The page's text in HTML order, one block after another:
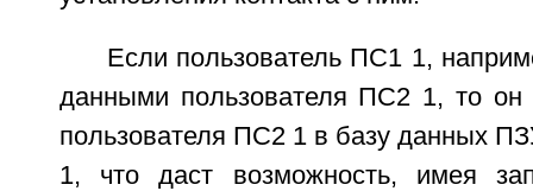
Если пользователь ПС1 1,
данными пользователя ПС2 1, то
пользователя ПС2 1 в базу данных
1, что даст возможность, имея